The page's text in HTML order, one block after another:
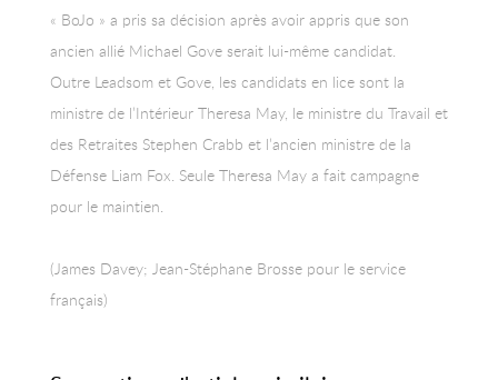
« BoJo » a pris sa décision après avoir appris que son
ancien allié Michael Gove serait lui-même candidat.
Outre Leadsom et Gove, les candidats en lice sont la
ministre de l’Intérieur Theresa May, le ministre du Travail et
des Retraites Stephen Crabb et l’ancien ministre de la
Défense Liam Fox. Seule Theresa May a fait campagne
pour le maintien.
(James Davey; Jean-Stéphane Brosse pour le service
français)